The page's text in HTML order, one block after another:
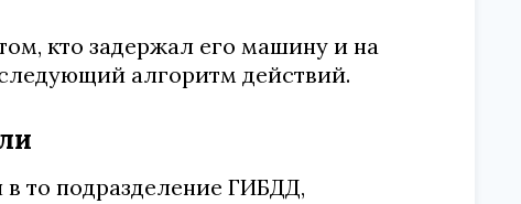
кто задержал его машину и на
алгоритм действий.
то подразделение ГИБДД,